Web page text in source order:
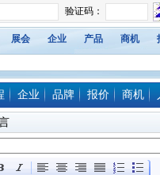
展会 企业 产品 商机
企业 品牌 报价 商机